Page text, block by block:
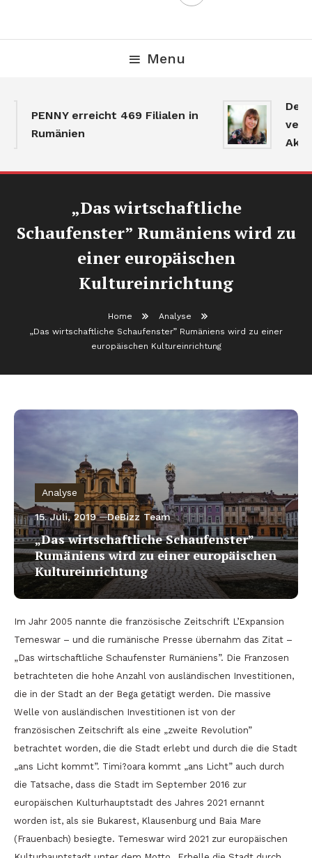
Menu
PENNY erreicht 469 Filialen in
Rumänien
Der
„Das wirtschaftliche
Schaufenster” Rumäniens wird zu
einer europäischen
Kultureinrichtung
Home
Analyse
„Das wirtschaftliche Schaufenster” Rumäniens wird zu einer
europäischen Kultureinrichtung
Analyse
15. Juli, 2019 DeBizz Team
„Das wirtschaftliche Schaufenster”
Rumäniens wird zu einer europäischen
Kultureinrichtung
Im Jahr 2005 nannte die französische Zeitschrift L’Expansion
Temeswar – und die rumänische Presse übernahm das Zitat –
„Das wirtschaftliche Schaufenster Rumäniens”. Die Franzosen
betrachteten die hohe Anzahl von ausländischen Investitionen,
die in der Stadt an der Bega getätigt werden. Die massive
Welle von ausländischen Investitionen ist von der
französischen Zeitschrift als eine „zweite Revolution”
betrachtet worden, die die Stadt erlebt und durch die die Stadt
„ans Licht kommt”. Timi?oara kommt „ans Licht” auch durch
die Tatsache, dass die Stadt im September 2016 zur
europäischen Kulturhauptstadt des Jahres 2021 ernannt
worden ist, als sie Bukarest, Klausenburg und Baia Mare
(Frauenbach) besiegte. Temeswar wird 2021 zur europäischen